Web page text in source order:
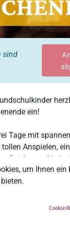
sind
ein!
Tage mit
Anspielen,
Spielen und jeder
offen:
um Ihnen ein
Cookie